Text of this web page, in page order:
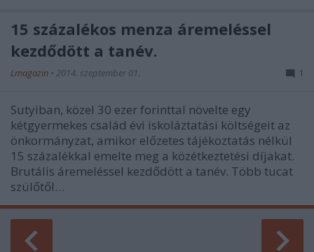
15 százalékos menza áremeléssel
kezdődött a tanév.
Lmagazin • 2014. szeptember 01. 1
Sutyiban, közel 30 ezer forinttal növelte egy
kétgyermekes család évi iskoláztatási költségeit az
önkormányzat, amikor előzetes tájékoztatás nélkül
15 százalékkal emelte meg a közétkeztetési díjakat.
Brutális áremeléssel kezdődött a tanév. Több tucat
szülőtől…